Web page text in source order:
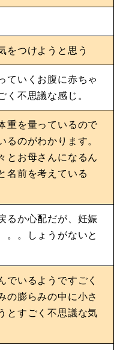
をつけようと思う
ていくお腹に赤ちゃ
不思議な感じ。
重を量っているので
のがわかります。
とお母さんになるん
名前を考えている
るか心配だが、妊娠
。。しょうがないと
でいるようですごく
の膨らみの中に小さ
とすごく不思議な気